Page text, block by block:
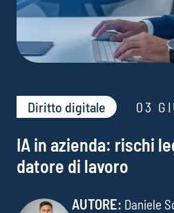
Diritto digitale 03
IA in azienda: rischi
datore di lavoro
AUTORE: Daniele